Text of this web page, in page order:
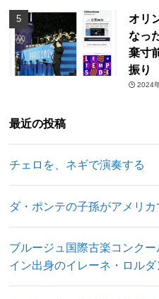
オリ
なっ
棄寸
振り
2024
最近の投稿
チェロを、ネギで演奏する
ダ・ポンテの子孫がアメリ
ブルージュ国際古楽コンク
イン出身のイレーネ・ロルダ